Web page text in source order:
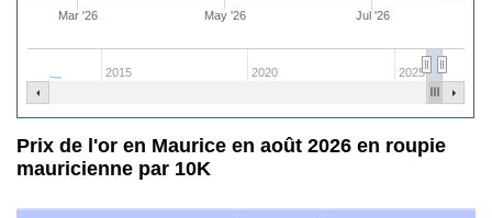
Mar '26 May '26 Jul '26
2015 2020 2025
Prix de l'or en Maurice en août 2026 en roupie
mauricienne par 10K